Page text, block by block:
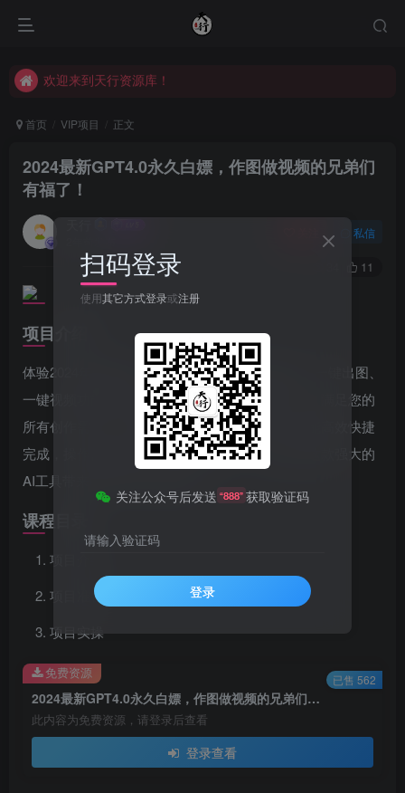
欢迎来到天行资源库！
首页 VIP项目 正文
2024最新GPT4.0永久白嫖，作图做视频的兄弟们
有福了！
私信
11
项目介绍
体验2024年最新GPT4.0，永久免费且不限次数！一键出图、
一键视频功能轻松实现，更有多种插件简单安装，满足您的
所有创作需求。无论图像生成还是视频制作，都能高效快捷
完成，操作简单易用，适合所有用户。立即感受这款强大的
AI工具带来的便利与创意灵感！
课程目录
项目介绍
项目准备
项目实操
2024最新GPT4.0永久白嫖，作图做视频的兄弟们有福了！
此内容为免费资源，请登录后查看
登录查看
免费资源 已售 562
扫码登录
使用其它方式登录或注册
关注公众号后发送 “888” 获取验证码
请输入验证码
登录